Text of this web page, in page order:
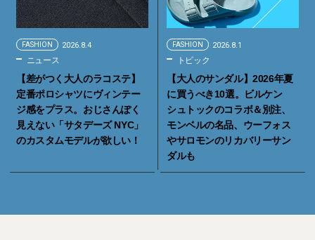
FASHION 2026.8.4
ニュース
【差がつく大人のラコステ】
定番ポロシャツにヴィンテー
ジ感をプラス。おじさんぽく
見えない「サタデーズ NYC」
のカスタムモデルが欲しい！
FASHION 2026.8.1
トピック
【大人のサンダル】2026年夏
に買うべき10選。ビルケン
シュトックのコラボ＆別注、
モンベルの名品、ウーフォス
やサロモンのリカバリーサン
ダルも